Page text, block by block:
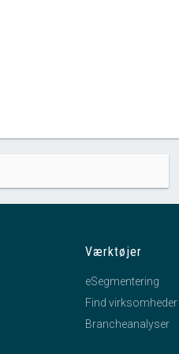
Værktøjer
eSegmentering
Find virksomheder
Brancheanalyser